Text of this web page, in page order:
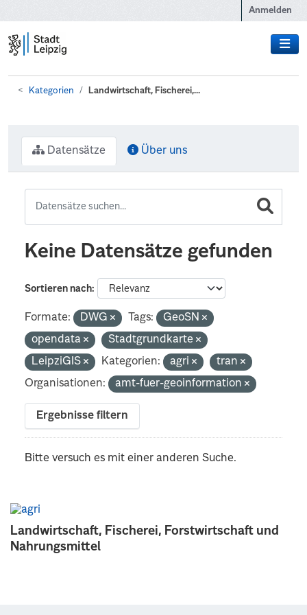
Anmelden
Kategorien Landwirtschaft, Fischerei,...
Landwirtschaft, Fischerei, Forstwirtschaft und
Nahrungsmittel
Datensätze Über uns
Keine Datensätze gefunden
Sortieren nach
Formate: DWG Tags:
GeoSN
opendata
Stadtgrundkarte
LeipziGIS
Kategorien: agri
tran
Organisationen:
amt-fuer-geoinformation
Ergebnisse filtern
Bitte versuch es mit einer anderen Suche.